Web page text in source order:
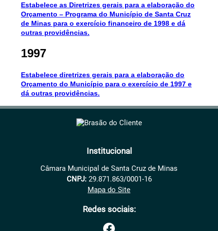
Estabelece as Diretrizes gerais para a elaboração do
Orçamento – Programa do Município de Santa Cruz
de Minas para o exercício financeiro de 1998 e dá
outras providências.
1997
Estabelece diretrizes gerais para a elaboração do
Orçamento do Município para o exercício de 1997 e
dá outras providências.
Institucional
Câmara Municipal de Santa Cruz de Minas
CNPJ: 29.871.863/0001-16
Mapa do Site
Redes sociais: